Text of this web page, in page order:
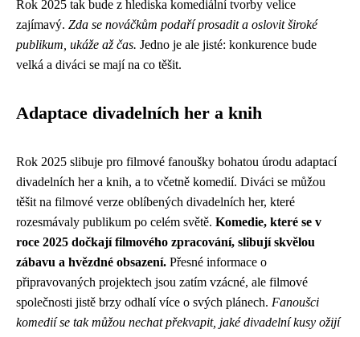
Rok 2025 tak bude z hlediska komediální tvorby velice
zajímavý. Zda se nováčkům podaří prosadit a oslovit široké
publikum, ukáže až čas. Jedno je ale jisté: konkurence bude
velká a diváci se mají na co těšit.
Adaptace divadelních her a knih
Rok 2025 slibuje pro filmové fanoušky bohatou úrodu adaptací
divadelních her a knih, a to včetně komedií. Diváci se můžou
těšit na filmové verze oblíbených divadelních her, které
rozesmávaly publikum po celém světě. Komedie, které se v
roce 2025 dočkají filmového zpracování, slibují skvělou
zábavu a hvězdné obsazení. Přesné informace o
připravovaných projektech jsou zatím vzácné, ale filmové
společnosti jistě brzy odhalí více o svých plánech. Fanoušci
komedií se tak můžou nechat překvapit, jaké divadelní kusy ožijí